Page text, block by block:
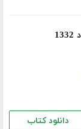
دانلود کتاب